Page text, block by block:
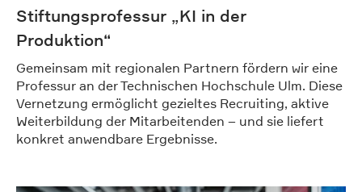
Stiftungsprofessur „KI in der
Produktion“
Gemeinsam mit regionalen Partnern fördern wir eine
Professur an der Technischen Hochschule Ulm. Diese
Vernetzung ermöglicht gezieltes Recruiting, aktive
Weiterbildung der Mitarbeitenden – und sie liefert
konkret anwendbare Ergebnisse.